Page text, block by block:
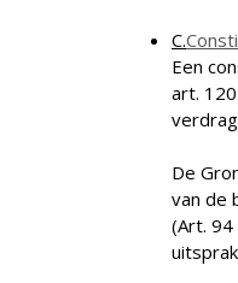
C.
Een
art.
De
van de
(Art.